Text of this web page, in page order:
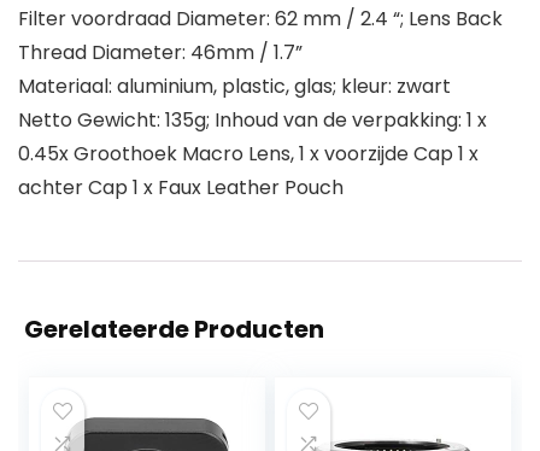
Filter voordraad Diameter: 62 mm / 2.4 “; Lens Back
Thread Diameter: 46mm / 1.7”
Materiaal: aluminium, plastic, glas; kleur: zwart
Netto Gewicht: 135g; Inhoud van de verpakking: 1 x
0.45x Groothoek Macro Lens, 1 x voorzijde Cap 1 x
achter Cap 1 x Faux Leather Pouch
Gerelateerde Producten